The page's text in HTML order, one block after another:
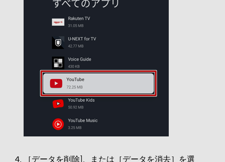
［データを削除]、または［データを消去］を選